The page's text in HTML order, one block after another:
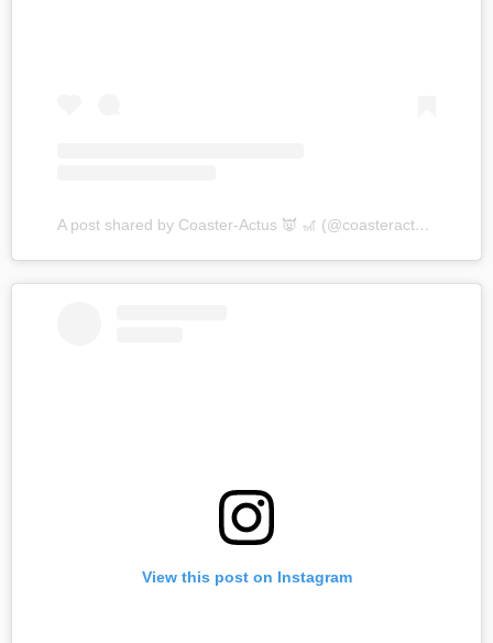
A post shared by Coaster-Actus 👿 🎢 (@coasteractus)
View this post on Instagram